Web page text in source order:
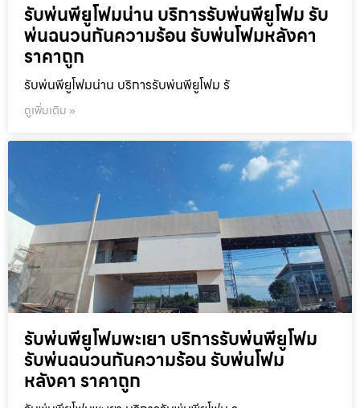
รับพ่นพียูโฟมน่าน บริการรับพ่นพียูโฟม รับ
พ่นฉนวนกันความร้อน รับพ่นโฟมหลังคา
ราคาถูก
รับพ่นพียูโฟมน่าน บริการรับพ่นพียูโฟม รั
ดูเพิ่มเติม »
รับพ่นพียูโฟมพะเยา บริการรับพ่นพียูโฟม
รับพ่นฉนวนกันความร้อน รับพ่นโฟม
หลังคา ราคาถูก